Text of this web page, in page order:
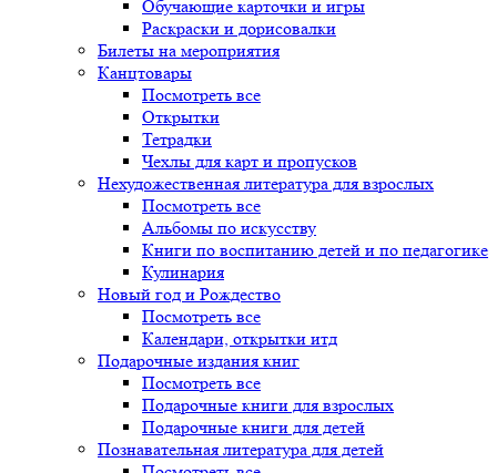
Обучающие карточки и игры
Раскраски и дорисовалки
Билеты на мероприятия
Канцтовары
Посмотреть все
Открытки
Тетрадки
Чехлы для карт и пропусков
Нехудожественная литература для взрослых
Посмотреть все
Альбомы по искусству
Книги по воспитанию детей и по педагогике
Кулинария
Новый год и Рождество
Посмотреть все
Календари, открытки итд
Подарочные издания книг
Посмотреть все
Подарочные книги для взрослых
Подарочные книги для детей
Познавательная литература для детей